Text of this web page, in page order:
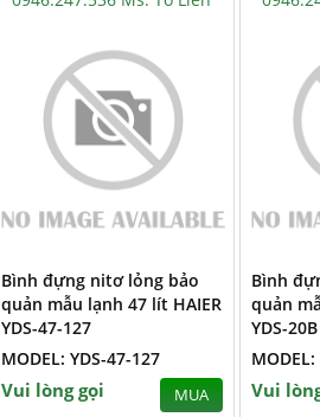
Bình đựng nitơ lỏng bảo
quản mẫu lạnh 47 lít HAIER
YDS-47-127
MODEL: YDS-47-127
Vui lòng gọi MUA
Bình
quản
YDS-20B
MODEL:
Vui